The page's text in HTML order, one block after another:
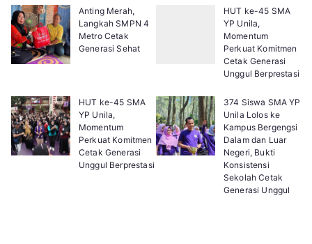
Anting Merah,
Langkah SMPN 4
Metro Cetak
Generasi Sehat
HUT ke-45 SMA
YP Unila,
Momentum
Perkuat Komitmen
Cetak Generasi
Unggul Berprestasi
HUT ke-45 SMA
YP Unila,
Momentum
Perkuat Komitmen
Cetak Generasi
Unggul Berprestasi
374 Siswa SMA YP
Unila Lolos ke
Kampus Bergengsi
Dalam dan Luar
Negeri, Bukti
Konsistensi
Sekolah Cetak
Generasi Unggul